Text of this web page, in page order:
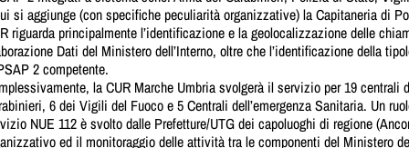
si aggiunge (con specifiche peculiarità organizzative) la Capitaneria di
riguarda principalmente l’identificazione e la geolocalizzazione delle
Dati del Ministero dell’Interno, oltre che l’identificazione della
2 competente.
la CUR Marche Umbria svolgerà il servizio per 19 centrali
6 dei Vigili del Fuoco e 5 Centrali dell’emergenza Sanitaria. Un
NUE 112 è svolto dalle Prefetture/UTG dei capoluoghi di regione
ed il monitoraggio delle attività tra le componenti del Ministero